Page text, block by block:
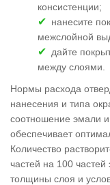
консистенции;
нанесите
межслойной
дайте
между слоями.
Нормы расхода
нанесения и типа
соотношение эмали и
обеспечивает
Количество
частей на 100
толщины слоя и